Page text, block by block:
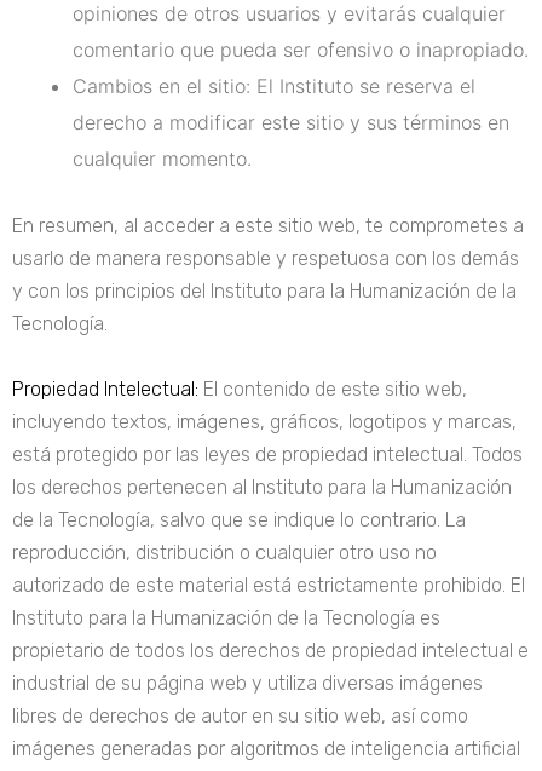
opiniones de otros usuarios y evitarás cualquier
comentario que pueda ser ofensivo o inapropiado.
Cambios en el sitio: El Instituto se reserva el
derecho a modificar este sitio y sus términos en
cualquier momento.
En resumen, al acceder a este sitio web, te comprometes a
usarlo de manera responsable y respetuosa con los demás
y con los principios del Instituto para la Humanización de la
Tecnología.
Propiedad Intelectual: El contenido de este sitio web,
incluyendo textos, imágenes, gráficos, logotipos y marcas,
está protegido por las leyes de propiedad intelectual. Todos
los derechos pertenecen al Instituto para la Humanización
de la Tecnología, salvo que se indique lo contrario. La
reproducción, distribución o cualquier otro uso no
autorizado de este material está estrictamente prohibido. El
Instituto para la Humanización de la Tecnología es
propietario de todos los derechos de propiedad intelectual e
industrial de su página web y utiliza diversas imágenes
libres de derechos de autor en su sitio web, así como
imágenes generadas por algoritmos de inteligencia artificial